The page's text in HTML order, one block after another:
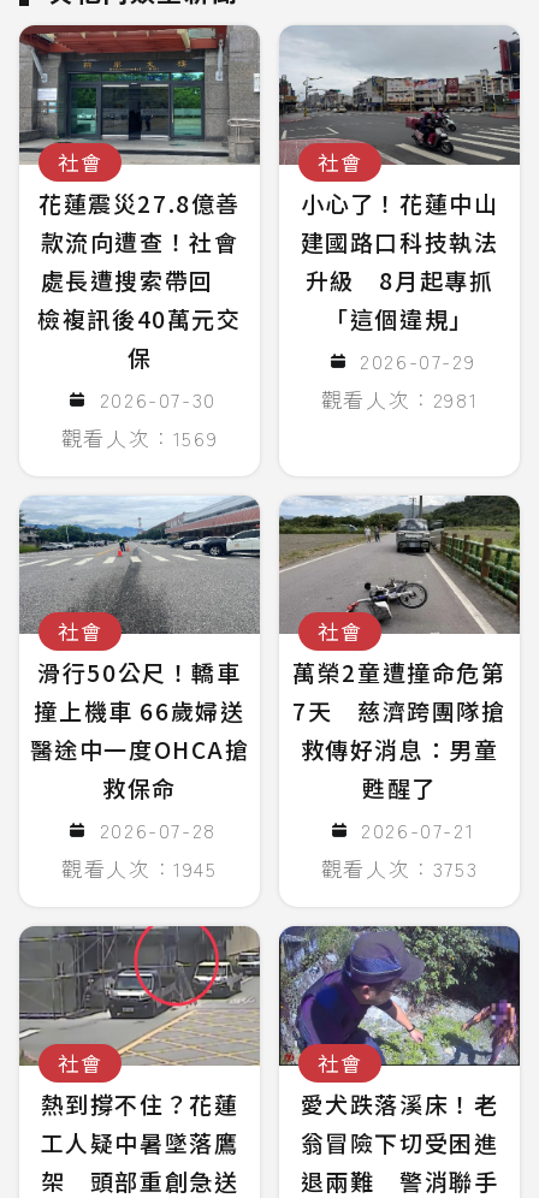
社會
花蓮震災27.8億善
款流向遭查！社會
處長遭搜索帶回
檢複訊後40萬元交
保
2026-07-30
觀看人次：1569
社會
小心了！花蓮中山
建國路口科技執法
升級 8月起專抓
「這個違規」
2026-07-29
觀看人次：2981
社會
滑行50公尺！轎車
撞上機車 66歲婦送
醫途中一度OHCA搶
救保命
2026-07-28
觀看人次：1945
社會
萬榮2童遭撞命危第
7天 慈濟跨團隊搶
救傳好消息：男童
甦醒了
2026-07-21
觀看人次：3753
社會
熱到撐不住？花蓮
工人疑中暑墜落鷹
架 頭部重創急送
社會
愛犬跌落溪床！老
翁冒險下切受困進
退兩難 警消聯手